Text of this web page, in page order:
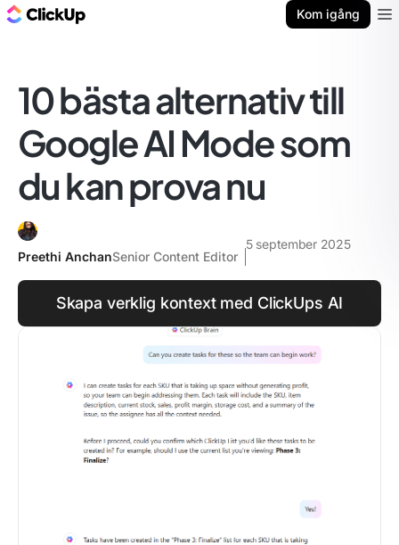
Kom igång
10 bästa alternativ till
Google AI Mode som
du kan prova nu
Preethi AnchanSenior Content Editor
5 september 2025
Skapa verklig kontext med ClickUps AI